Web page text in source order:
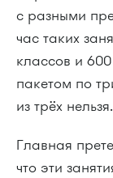
с разными
час таких
классов и
пакетом по
из трёх нельзя.
Главная
что эти